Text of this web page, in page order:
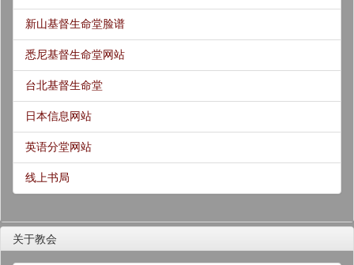
新山基督生命堂脸谱
悉尼基督生命堂网站
台北基督生命堂
日本信息网站
英语分堂网站
线上书局
关于教会